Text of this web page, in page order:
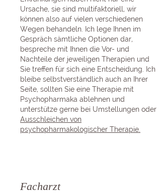
Ursache, sie sind multifaktoriell, wir
können also auf vielen verschiedenen
Wegen behandeln. Ich lege Ihnen im
Gespräch sämtliche Optionen dar,
bespreche mit Ihnen die Vor- und
Nachteile der jeweiligen Therapien und
Sie treffen für sich eine Entscheidung. Ich
bleibe selbstverständlich auch an Ihrer
Seite, sollten Sie eine Therapie mit
Psychopharmaka ablehnen und
unterstütze gerne bei Umstellungen oder
Ausschleichen von
psychopharmakologischer Therapie.
Facharzt